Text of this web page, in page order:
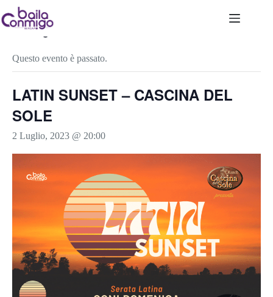
Salta
al
contenuto
« Tutti gli Eventi
Questo evento è passato.
LATIN SUNSET – CASCINA DEL
SOLE
2 Luglio, 2023 @ 20:00